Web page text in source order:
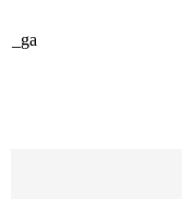
_ga